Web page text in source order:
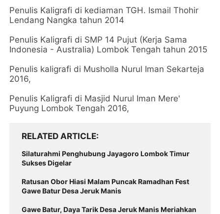
Penulis Kaligrafi di kediaman TGH. Ismail Thohir
Lendang Nangka tahun 2014
Penulis Kaligrafi di SMP 14 Pujut (Kerja Sama
Indonesia - Australia) Lombok Tengah tahun 2015
Penulis kaligrafi di Musholla Nurul Iman Sekarteja
2016,
Penulis Kaligrafi di Masjid Nurul Iman Mere'
Puyung Lombok Tengah 2016,
RELATED ARTICLE
Silaturahmi Penghubung Jayagoro Lombok Timur
Sukses Digelar
Ratusan Obor Hiasi Malam Puncak Ramadhan Fest
Gawe Batur Desa Jeruk Manis
Gawe Batur, Daya Tarik Desa Jeruk Manis Meriahkan